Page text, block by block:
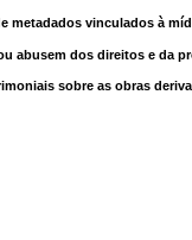
metadados vinculados à
abusem dos direitos e da
sobre as obras